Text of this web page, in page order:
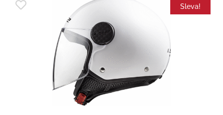
Sleva!